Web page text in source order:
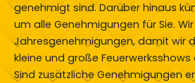
genehmigt sind. Darüber hinaus
um alle Genehmigungen für Sie.
Jahresgenehmigungen, damit wir
kleine und große
Sind zusätzliche Genehmigungen